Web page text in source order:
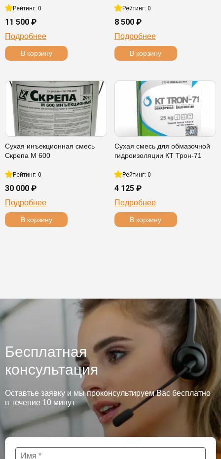
Рейтинг: 0
11 500 ₽
Подробнее
В корзину
Рейтинг: 0
8 500 ₽
Подробнее
В корзину
Сухая инъекционная смесь
Скрепа М 600
Рейтинг: 0
30 000 ₽
Подробнее
В корзину
Сухая смесь для обмазочной
гидроизоляции КТ Трон-71
Рейтинг: 0
4 125 ₽
Подробнее
В корзину
Бесплатная
консультация
Оставтье заявку и мы проконсультируем Вас бесплатно
в течение 10 минут